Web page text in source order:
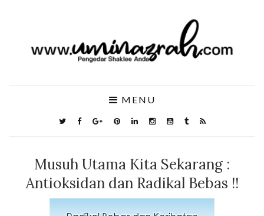
MENU
Musuh Utama Kita Sekarang :
Antioksidan dan Radikal Bebas !!